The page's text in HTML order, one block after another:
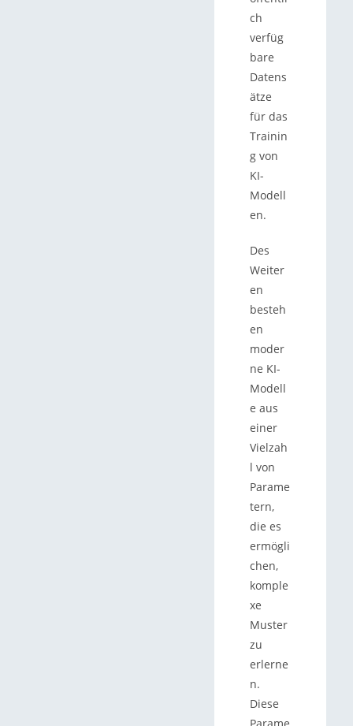
ch
verfüg
bare
Datens
ätze
für das
Trainin
g von
KI-
Modell
en.
Des
Weiter
en
besteh
en
moder
ne KI-
Modell
e aus
einer
Vielzah
l von
Parame
tern,
die es
ermögli
chen,
komple
xe
Muster
zu
erlerne
n.
Diese